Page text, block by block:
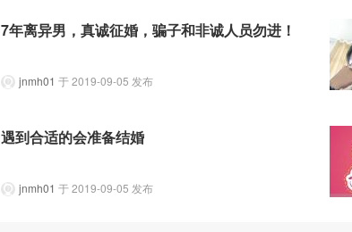
7年离异男，真诚征婚，骗子和非诚人员勿进！
jnmh01 于 2019-09-05 发布
遇到合适的会准备结婚
jnmh01 于 2019-09-05 发布